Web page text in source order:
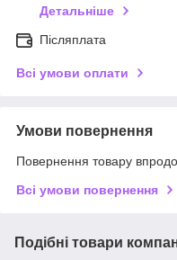
Детальніше
Післяплата
Всі умови оплати
Умови повернення
Повернення товару
Всі умови повернення
Подібні товари